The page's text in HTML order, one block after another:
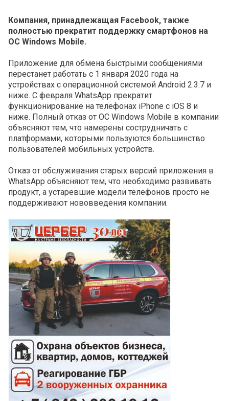
Компания, принадлежащая Facebook, также
полностью прекратит поддержку смартфонов на
ОС Windows Mobile.
Приложение для обмена быстрыми сообщениями
перестанет работать с 1 января 2020 года на
устройствах с операционной системой Android 2.3.7 и
ниже. С февраля WhatsApp прекратит
функционирование на телефонах iPhone c iOS 8 и
ниже. Полный отказ от ОС Windows Mobile в компании
объясняют тем, что намерены сострудничать с
платформами, которыми пользуются большинство
пользователей мобильных устройств.
Отказ от обслуживания старых версий приложения в
WhatsApp объясняют тем, что необходимо развивать
продукт, а устаревшие модели телефонов просто не
поддерживают нововведения компании.